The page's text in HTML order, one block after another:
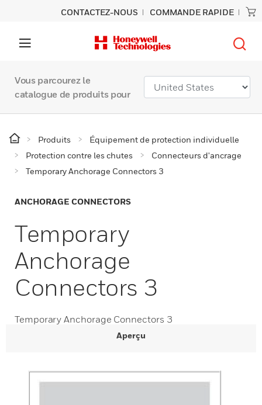
CONTACTEZ-NOUS COMMANDE RAPIDE
Vous parcourez le
catalogue de produits pour
Produits
Équipement de protection individuelle
Protection contre les chutes
Connecteurs d'ancrage
Temporary Anchorage Connectors 3
ANCHORAGE CONNECTORS
Temporary
Anchorage
Connectors 3
Temporary Anchorage Connectors 3
Aperçu